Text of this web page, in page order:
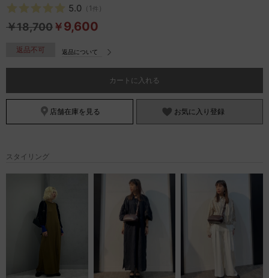
5.0 （ 1 件 ）
￥18,700￥9,600
返品不可 返品について
カートに入れる
店舗在庫を見る お気に入り登録
スタイリング